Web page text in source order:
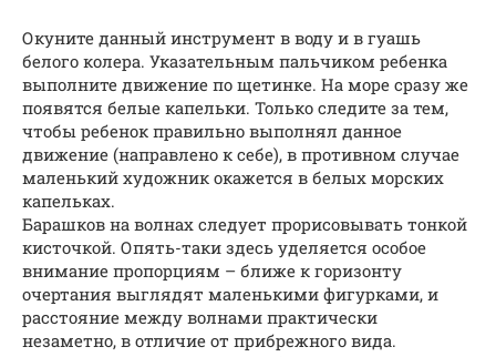
Окуните данный инструмент в воду и в гуашь
белого колера. Указательным пальчиком ребенка
выполните движение по щетинке. На море сразу же
появятся белые капельки. Только следите за тем,
чтобы ребенок правильно выполнял данное
движение (направлено к себе), в противном случае
маленький художник окажется в белых морских
капельках.
Барашков на волнах следует прорисовывать тонкой
кисточкой. Опять-таки здесь уделяется особое
внимание пропорциям – ближе к горизонту
очертания выглядят маленькими фигурками, и
расстояние между волнами практически
незаметно, в отличие от прибрежного вида.